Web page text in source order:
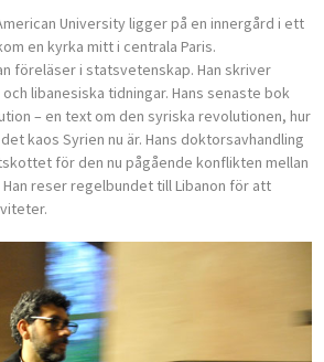
University ligger på en innergård i ett
en kyrka mitt i centrala Paris.
föreläser i statsvetenskap. Han skriver
libanesiska tidningar. Hans senaste bok
– en text om den syriska revolutionen, hur
kaos Syrien nu är. Hans doktorsavhandling
för den nu pågående konflikten mellan
Han reser regelbundet till Liba­non för att